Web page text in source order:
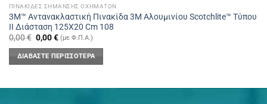
ΠΙΝΑΚΊΔΕΣ ΣΉΜΑΝΣΗΣ ΟΧΗΜΆΤΩΝ
3Μ™ Αντανακλαστική Πινακίδα 3M Αλουμινίου Scotchlite™ Τύπου
II Διάσταση 125X20 Cm 108
0,00€ Original
price
was:
0,00 €.
0,00€Η
τρέχουσα
τιμή
είναι:
0,00 €.
(με Φ.Π.Α.)
ΔΙΑΒΆΣΤΕ ΠΕΡΙΣΣΌΤΕΡΑ